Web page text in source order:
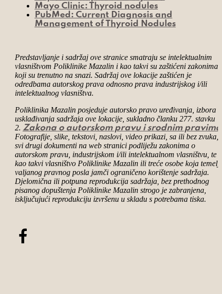
Mayo Clinic: Thyroid nodules
PubMed: Current Diagnosis and
Management of Thyroid Nodules
Predstavljanje i sadržaj ove stranice smatraju se intelektualnim
vlasništvom Poliklinike Mazalin i kao takvi su zaštićeni zakonima
koji su trenutno na snazi. Sadržaj ove lokacije zaštićen je
odredbama autorskog prava odnosno prava industrijskog i/ili
intelektualnog vlasništva.
Poliklinika Mazalin posjeduje autorsko pravo uređivanja, izbora i
usklađivanja sadržaja ove lokacije, sukladno članku 277. stavku
2. Zakona o autorskom pravu i srodnim pravima
Fotografije, slike, tekstovi, naslovi, video prikazi, sa ili bez zvuka,
svi drugi dokumenti na web stranici podliježu zakonima o
autorskom pravu, industrijskom i/ili intelektualnom vlasništvu, te
kao takvi vlasništvo Poliklinike Mazalin ili treće osobe koja
valjanog pravnog posla jamči ograničeno korištenje sadržaja.
Djelomična ili potpuna reprodukcija sadržaja, bez prethodnog
pisanog dopuštenja Poliklinike Mazalin strogo je zabranjena,
isključujući reprodukciju izvršenu u skladu s potrebama tiska.